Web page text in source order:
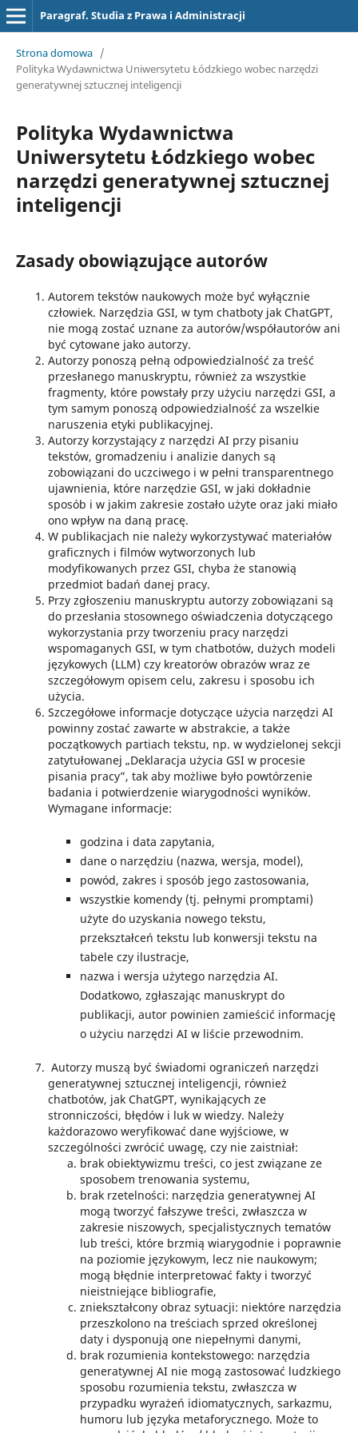
Paragraf. Studia z Prawa i Administracji
Strona domowa /
Polityka Wydawnictwa Uniwersytetu Łódzkiego wobec narzędzi
generatywnej sztucznej inteligencji
Polityka Wydawnictwa
Uniwersytetu Łódzkiego wobec
narzędzi generatywnej sztucznej
inteligencji
Zasady obowiązujące autorów
Autorem tekstów naukowych może być wyłącznie
człowiek. Narzędzia GSI, w tym chatboty jak ChatGPT,
nie mogą zostać uznane za autorów/współautorów ani
być cytowane jako autorzy.
Autorzy ponoszą pełną odpowiedzialność za treść
przesłanego manuskryptu, również za wszystkie
fragmenty, które powstały przy użyciu narzędzi GSI, a
tym samym ponoszą odpowiedzialność za wszelkie
naruszenia etyki publikacyjnej.
Autorzy korzystający z narzędzi AI przy pisaniu
tekstów, gromadzeniu i analizie danych są
zobowiązani do uczciwego i w pełni transparentnego
ujawnienia, które narzędzie GSI, w jaki dokładnie
sposób i w jakim zakresie zostało użyte oraz jaki miało
ono wpływ na daną pracę.
W publikacjach nie należy wykorzystywać materiałów
graficznych i filmów wytworzonych lub
modyfikowanych przez GSI, chyba że stanowią
przedmiot badań danej pracy.
Przy zgłoszeniu manuskryptu autorzy zobowiązani są
do przesłania stosownego oświadczenia dotyczącego
wykorzystania przy tworzeniu pracy narzędzi
wspomaganych GSI, w tym chatbotów, dużych modeli
językowych (LLM) czy kreatorów obrazów wraz ze
szczegółowym opisem celu, zakresu i sposobu ich
użycia.
Szczegółowe informacje dotyczące użycia narzędzi AI
powinny zostać zawarte w abstrakcie, a także
początkowych partiach tekstu, np. w wydzielonej sekcji
zatytułowanej „Deklaracja użycia GSI w procesie
pisania pracy”, tak aby możliwe było powtórzenie
badania i potwierdzenie wiarygodności wyników.
Wymagane informacje:
godzina i data zapytania,
dane o narzędziu (nazwa, wersja, model),
powód, zakres i sposób jego zastosowania,
wszystkie komendy (tj. pełnymi promptami)
użyte do uzyskania nowego tekstu,
przekształceń tekstu lub konwersji tekstu na
tabele czy ilustracje,
nazwa i wersja użytego narzędzia AI.
Dodatkowo, zgłaszając manuskrypt do
publikacji, autor powinien zamieścić informację
o użyciu narzędzi AI w liście przewodnim.
Autorzy muszą być świadomi ograniczeń narzędzi
generatywnej sztucznej inteligencji, również
chatbotów, jak ChatGPT, wynikających ze
stronniczości, błędów i luk w wiedzy. Należy
każdorazowo weryfikować dane wyjściowe, w
szczególności zwrócić uwagę, czy nie zaistniał:
brak obiektywizmu treści, co jest związane ze
sposobem trenowania systemu,
brak rzetelności: narzędzia generatywnej AI
mogą tworzyć fałszywe treści, zwłaszcza w
zakresie niszowych, specjalistycznych tematów
lub treści, które brzmią wiarygodnie i poprawnie
na poziomie językowym, lecz nie naukowym;
mogą błędnie interpretować fakty i tworzyć
nieistniejące bibliografie,
zniekształcony obraz sytuacji: niektóre narzędzia
przeszkolono na treściach sprzed określonej
daty i dysponują one niepełnymi danymi,
brak rozumienia kontekstowego: narzędzia
generatywnej AI nie mogą zastosować ludzkiego
sposobu rozumienia tekstu, zwłaszcza w
przypadku wyrażeń idiomatycznych, sarkazmu,
humoru lub języka metaforycznego. Może to